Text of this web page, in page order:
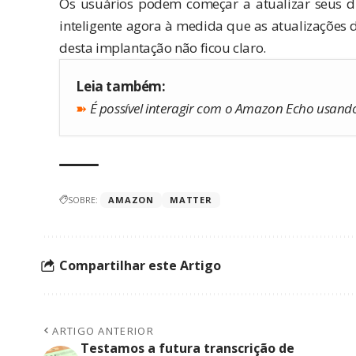
Os usuários podem começar a atualizar seus
inteligente agora à medida que as
desta implantação não ficou claro.
Leia também:
➽ É possível interagir com o Amazon Echo
SOBRE: AMAZON MATTER
Compartilhar este Artigo
ARTIGO ANTERIOR
Testamos a futura transcrição de